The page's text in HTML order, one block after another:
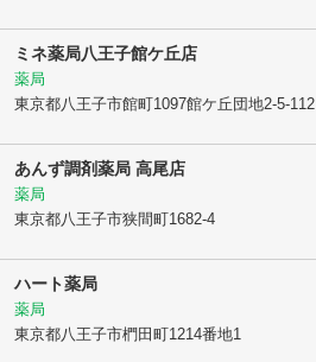
ミネ薬局八王子館ケ丘店
薬局
東京都八王子市館町1097館ケ丘団地2-5-112
あんず調剤薬局 高尾店
薬局
東京都八王子市狭間町1682-4
ハート薬局
薬局
東京都八王子市椚田町1214番地1